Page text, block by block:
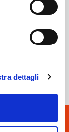
dettagli